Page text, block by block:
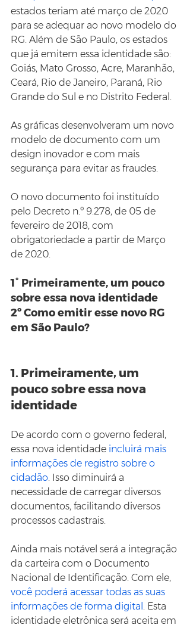
estados teriam até março de 2020
para se adequar ao novo modelo do
RG. Além de São Paulo, os estados
que já emitem essa identidade são:
Goiás, Mato Grosso, Acre, Maranhão,
Ceará, Rio de Janeiro, Paraná, Rio
Grande do Sul e no Distrito Federal.
As gráficas desenvolveram um novo
modelo de documento com um
design inovador e com mais
segurança para evitar as fraudes.
O novo documento foi instituído
pelo Decreto n.º 9.278, de 05 de
fevereiro de 2018, com
obrigatoriedade a partir de Março
de 2020.
1° Primeiramente, um pouco
sobre essa nova identidade
2º Como emitir esse novo RG
em São Paulo?
1. Primeiramente, um
pouco sobre essa nova
identidade
De acordo com o governo federal,
essa nova identidade incluirá mais
informações de registro sobre o
cidadão . Isso diminuirá a
necessidade de carregar diversos
documentos, facilitando diversos
processos cadastrais.
Ainda mais notável será a integração
da carteira com o Documento
Nacional de Identificação. Com ele,
você poderá acessar todas as suas
informações de forma digital
. Esta
identidade eletrônica será aceita em